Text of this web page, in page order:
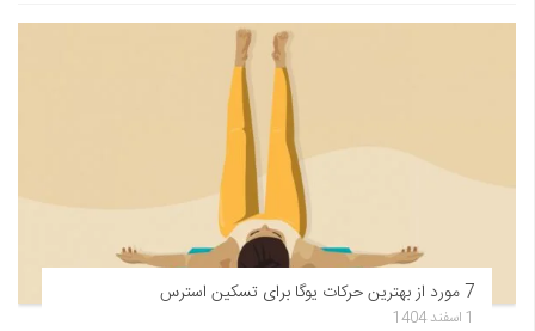
7 مورد از بهترین حرکات یوگا برای تسکین استرس
1 اسفند 1404